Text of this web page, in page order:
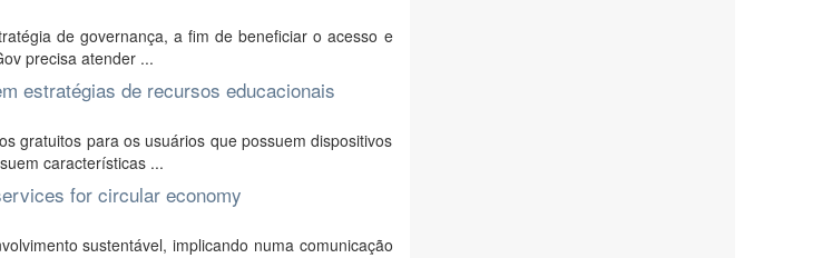
de governança, a fim de beneficiar o acesso e
precisa atender ...
estratégias de recursos educacionais
gratuitos para os usuários que possuem dispositivos
características ...
for circular economy
sustentável, implicando numa comunicação